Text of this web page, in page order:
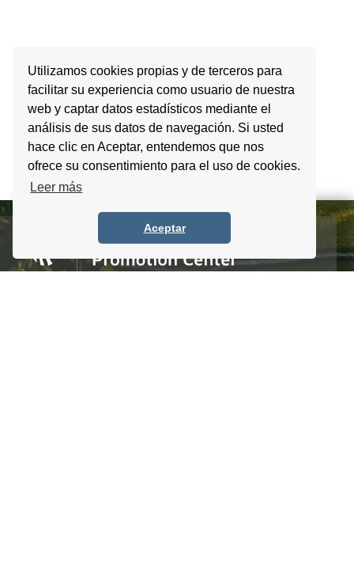
Utilizamos cookies propias y de terceros para
facilitar su experiencia como usuario de nuestra
web y captar datos estadísticos mediante el
análisis de sus datos de navegación. Si usted
hace clic en Aceptar, entendemos que nos
ofrece su consentimiento para el uso de cookies.
Leer más
Aceptar